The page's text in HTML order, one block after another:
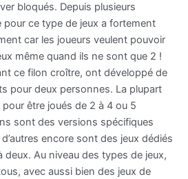
bloqués. Depuis plusieurs
pour ce type de jeux a fortement
car les joueurs veulent pouvoir
même quand ils ne sont que 2 !
ce filon croître, ont développé de
pour deux personnes. La plupart
être joués de 2 à 4 ou 5
sont des versions spécifiques
encore sont des jeux dédiés
deux. Au niveau des types de jeux,
avec aussi bien des jeux de